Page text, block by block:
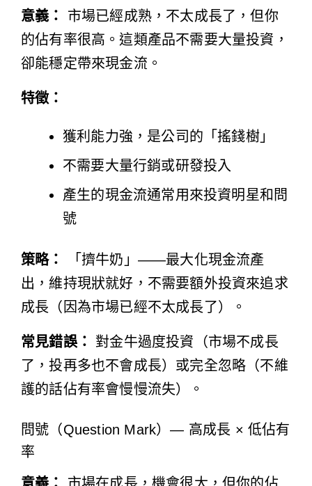
意義：
市場已經成熟，不太成長了，但你
的佔有率很高。這類產品不需要大量投資，
卻能穩定帶來現金流。
特徵：
獲利能力強，是公司的「搖錢樹」
不需要大量行銷或研發投入
產生的現金流通常用來投資明星和問
號
策略：
「擠牛奶」——最大化現金流產
出，維持現狀就好，不需要額外投資來追求
成長（因為市場已經不太成長了）。
常見錯誤：
對金牛過度投資（市場不成長
了，投再多也不會成長）或完全忽略（不維
護的話佔有率會慢慢流失）。
問號（Question Mark）— 高成長 × 低佔有
率